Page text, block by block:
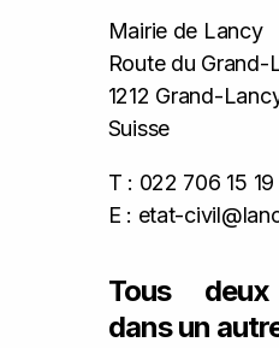
Mairie de Lancy
Route du Grand-
1212 Grand-
Suisse
T : 022 706 15 19
E : etat-
Tous
dans un